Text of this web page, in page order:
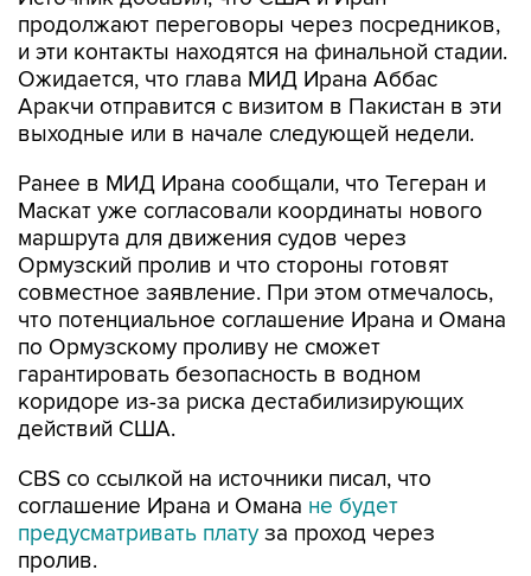
продолжают переговоры через посредников,
и эти контакты находятся на финальной стадии.
Ожидается, что глава МИД Ирана Аббас
Аракчи отправится с визитом в Пакистан в эти
выходные или в начале следующей недели.
Ранее в МИД Ирана сообщали, что Тегеран и
Маскат уже согласовали координаты нового
маршрута для движения судов через
Ормузский пролив и что стороны готовят
совместное заявление. При этом отмечалось,
что потенциальное соглашение Ирана и Омана
по Ормузскому проливу не сможет
гарантировать безопасность в водном
коридоре из-за риска дестабилизирующих
действий США.
CBS со ссылкой на источники писал, что
соглашение Ирана и Омана не будет
предусматривать плату за проход через
пролив.